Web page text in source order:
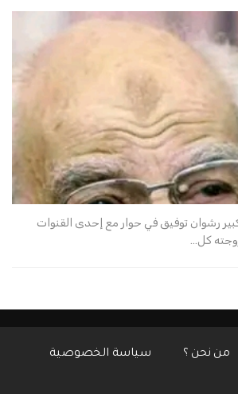
رشوان توفيق في حوار مع إحدى القنوات
كل…
من نحن ؟ سياسة الخصوصية